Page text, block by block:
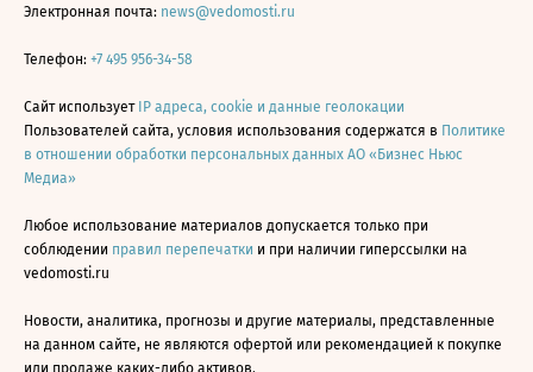
Электронная почта: news@vedomosti.ru
Телефон: +7 495 956-34-58
Сайт использует IP адреса, cookie и данные геолокации
Пользователей сайта, условия использования содержатся в Политике
в отношении обработки персональных данных АО «Бизнес Ньюс
Медиа»
Любое использование материалов допускается только при
соблюдении правил перепечатки и при наличии гиперссылки на
vedomosti.ru
Новости, аналитика, прогнозы и другие материалы, представленные
на данном сайте, не являются офертой или рекомендацией к покупке
или продаже каких-либо активов.